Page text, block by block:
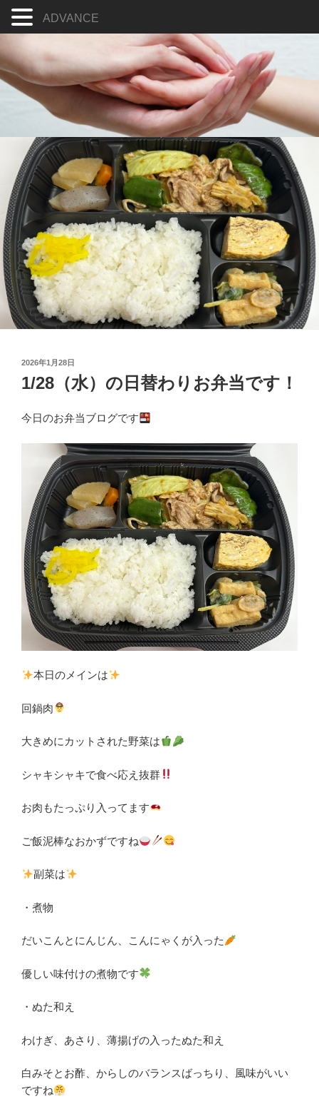
コ
ン
テ
ン
ス
投
日:
2026年1月28日
1/28（水）の日替わりお弁当です！
今日のお弁当ブログです
本日のメインは
回鍋肉
大きめにカットされた野菜は
シャキシャキで食べ応え抜群
お肉もたっぷり入ってます
ご飯泥棒なおかずですね
副菜は
・煮物
だいこんとにんじん、こんにゃくが入った
優しい味付けの煮物です
・ぬた和え
わけぎ、あさり、薄揚げの入ったぬた和え
白みそとお酢、からしのバランスばっちり、風味がいい
ですね
ADVANCE